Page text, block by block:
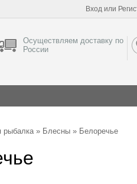
Вход или
Осуществляем доставку по
России
рыбалка» Блесны » Белоречье